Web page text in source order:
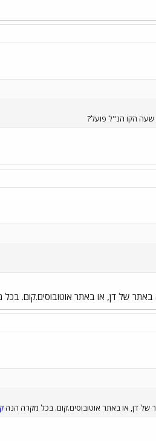
שעה הקו הנ"ל פועל?
של דן, או באתר אוטובוסים.קום.
דן, או באתר אוטובוסים.קום. בכל מקרה הנה